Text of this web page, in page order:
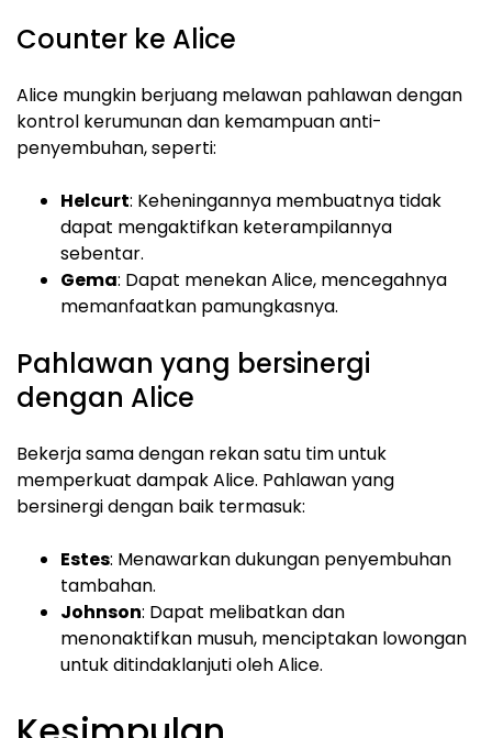
Counter ke Alice
Alice mungkin berjuang melawan pahlawan dengan
kontrol kerumunan dan kemampuan anti-
penyembuhan, seperti:
Helcurt: Keheningannya membuatnya tidak
dapat mengaktifkan keterampilannya
sebentar.
Gema: Dapat menekan Alice, mencegahnya
memanfaatkan pamungkasnya.
Pahlawan yang bersinergi
dengan Alice
Bekerja sama dengan rekan satu tim untuk
memperkuat dampak Alice. Pahlawan yang
bersinergi dengan baik termasuk:
Estes: Menawarkan dukungan penyembuhan
tambahan.
Johnson: Dapat melibatkan dan
menonaktifkan musuh, menciptakan lowongan
untuk ditindaklanjuti oleh Alice.